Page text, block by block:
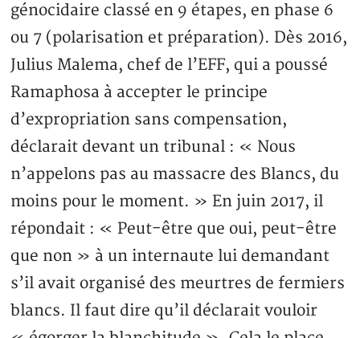
génocidaire classé en 9 étapes, en phase 6
ou 7 (polarisation et préparation). Dès 2016,
Julius Malema, chef de l’EFF, qui a poussé
Ramaphosa à accepter le principe
d’expropriation sans compensation,
déclarait devant un tribunal : « Nous
n’appelons pas au massacre des Blancs, du
moins pour le moment. » En juin 2017, il
répondait : « Peut-être que oui, peut-être
que non » à un internaute lui demandant
s’il avait organisé des meurtres de fermiers
blancs. Il faut dire qu’il déclarait vouloir